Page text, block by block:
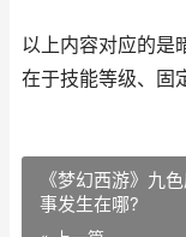
以上内容对应的是
在于技能等级、固
《梦幻西游》九
事发生在哪?